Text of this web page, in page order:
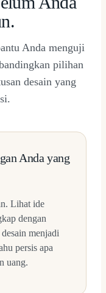
Anda menguji
pilihan
desain yang
Anda yang
Lihat ide
dengan
menjadi
persis apa
uang.